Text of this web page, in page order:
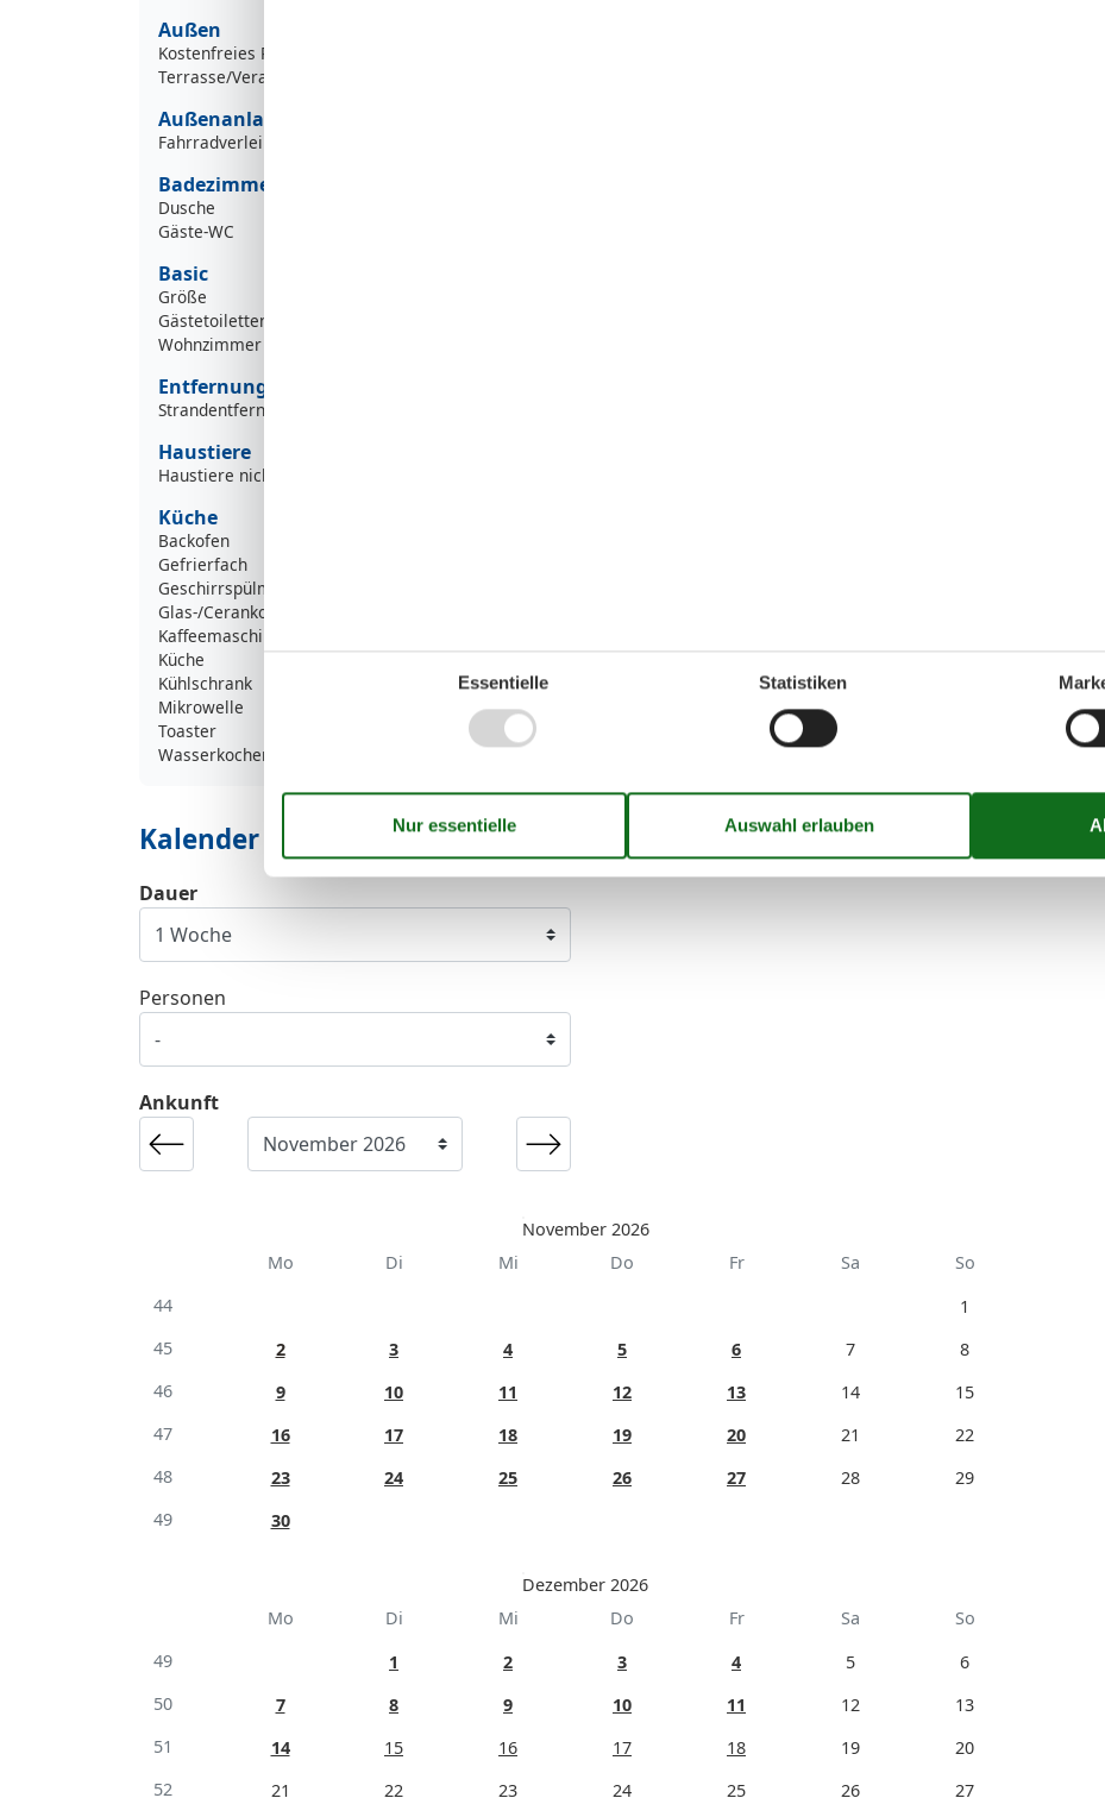
Außen
Kostenfreies Parken
Terrasse/Veranda
Außenanlage
Fahrradverleih
Badezimmer
Dusche
Gäste-WC
Basic
Größe
Gästetoiletten
Wohnzimmer
Entfernung
Strandentfernung >500m
Haustiere
Haustiere nicht erlaubt
Küche
Backofen
Gefrierfach
Geschirrspülmaschine
Glas-/Cerankochfeld
Kaffeemaschine
Küche
Kühlschrank
Mikrowelle
Toaster
Wasserkocher
Kalender
Ankunft
November 2026
Mo
Di Mi Do Fr Sa
So
44
1
45
2 3 4 5 6 7
8
46
9 10 11 12 13 14
15
47
16 17 18 19 20 21
22
48
23 24 25 26 27 28
29
49
30
Dezember 2026
Mo
Di Mi Do Fr Sa
So
49
1 2 3 4 5
6
50
7 8 9 10 11 12
13
51
14 15 16 17 18 19
20
52
21 22 23 24 25 26 27
Dauer
Personen
Essentielle Statistiken